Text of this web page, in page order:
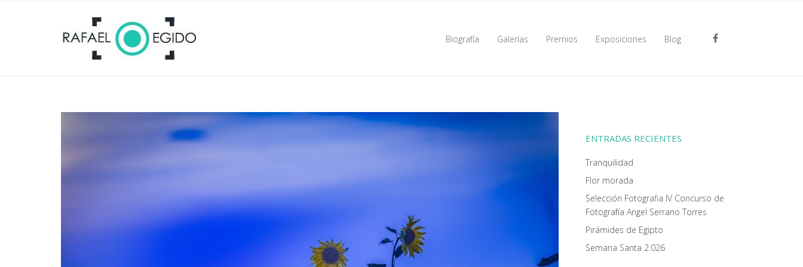
Biografía Galerías Premios Exposiciones Blog
ENTRADAS RECIENTES
Tranquilidad
Flor morada
Selección Fotografia IV Concurso de
Fotografía Angel Serrano Torres
Pirámides de Egipto
Semana Santa 2.026